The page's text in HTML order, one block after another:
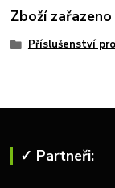
Zboží
Příslušenství
✓ Partneři: